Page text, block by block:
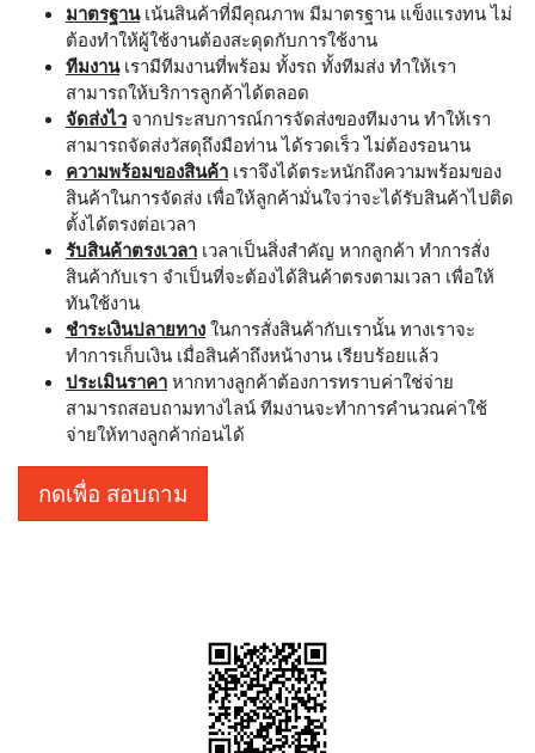
มาตรฐานเน้นสินค้าที่มีคุณภาพ มีมาตรฐาน แข็งแรงทน ไม่
ต้องทำให้ผู้ใช้งานต้องสะดุดกับการใช้งาน
ทีมงานเรามีทีมงานที่พร้อม ทั้งรถ ทั้งทีมส่ง ทำให้เรา
สามารถให้บริการลูกค้าได้ตลอด
จัดส่งไว จากประสบการณ์การจัดส่งของทีมงาน ทำให้เรา
สามารถจัดส่งวัสดุถึงมือท่าน ได้รวดเร็ว ไม่ต้องรอนาน
ความพร้อมของสินค้า เราจึงได้ตระหนักถึงความพร้อมของ
สินค้าในการจัดส่ง เพื่อให้ลูกค้ามั่นใจว่าจะได้รับสินค้าไปติด
ตั้งได้ตรงต่อเวลา
รับสินค้าตรงเวลา เวลาเป็นสิ่งสำคัญ หากลูกค้า ทำการสั่ง
สินค้ากับเรา จำเป็นที่จะต้องได้สินค้าตรงตามเวลา เพื่อให้
ทันใช้งาน
ชำระเงินปลายทาง ในการสั่งสินค้ากับเรานั้น ทางเราจะ
ทำการเก็บเงิน เมื่อสินค้าถึงหน้างาน เรียบร้อยแล้ว
ประเมินราคา หากทางลูกค้าต้องการทราบค่าใช่จ่าย
สามารถสอบถามทางไลน์ ทีมงานจะทำการคำนวณค่าใช้
จ่ายให้ทางลูกค้าก่อนได้
กดเพื่อ สอบถาม